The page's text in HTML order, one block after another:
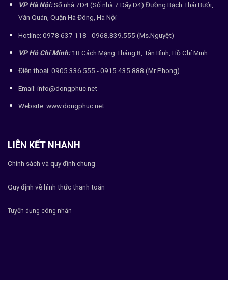
VP Hà Nội:Số nhà 7D4 (Số nhà 7 Dãy D4) Đường Bạch Thái Bưởi,
Văn Quán, Quận Hà Đông, Hà Nội
Hotline: 0978 637 118 - 0968.839.555 (Ms.Nguyệt)
VP Hồ Chí Minh:1B Cách Mạng Tháng 8, Tân Bình, Hồ Chí Minh
Điện thoại: 0905.336.555 - 0915.435.888 (Mr.Phong)
Email: info@dongphuc.net
Website: www.dongphuc.net
LIÊN KẾT NHANH
Chính sách và quy định chung
Quy định về hình thức thanh toán
Tuyển dụng công nhân